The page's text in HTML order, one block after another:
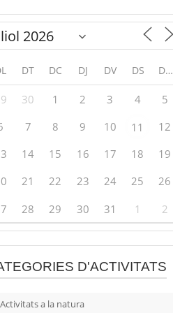
DT DC DJ DV DS DG
30 1 2 3 4
5
7 8 9 10 11
12
14 15 16 17 18
19
21 22 23 24 25
26
28 29 30 31 1 2
D'ACTIVITATS
Activitats a la natura